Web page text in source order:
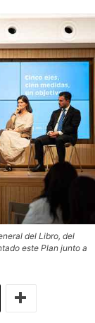
del Libro, del
este Plan junto a